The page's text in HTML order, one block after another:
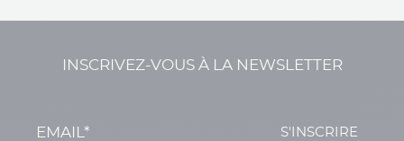
INSCRIVEZ-VOUS À LA NEWSLETTER
S'INSCRIRE